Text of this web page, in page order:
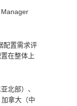
Manager
配置需求评
在整体上
北部）、
拿大（中